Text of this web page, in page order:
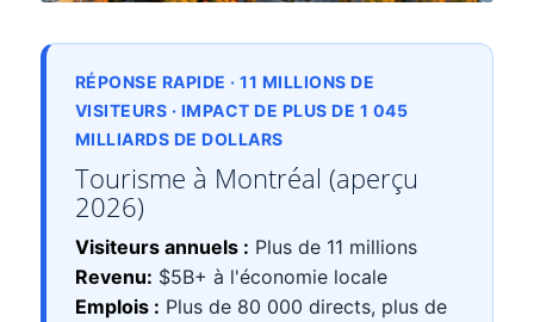
RÉPONSE RAPIDE · 11 MILLIONS DE
VISITEURS · IMPACT DE PLUS DE 1 045
MILLIARDS DE DOLLARS
Tourisme à Montréal (aperçu
2026)
Visiteurs annuels : Plus de 11 millions
Revenu: $5B+ à l'économie locale
Emplois : Plus de 80 000 directs, plus de